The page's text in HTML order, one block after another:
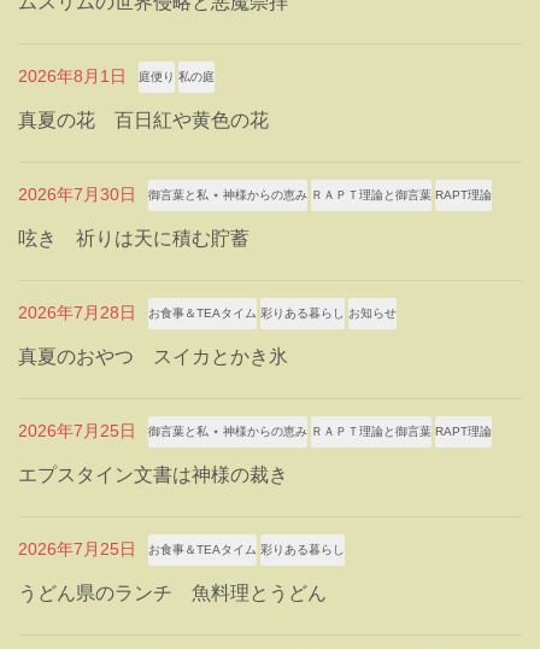
2026年8月1日 庭便り 私の庭
真夏の花 百日紅や黄色の花
2026年7月30日 御言葉と私 ⋆ 神様からの恵み ＲＡＰＴ理論と御言葉 RAPT理論
呟き 祈りは天に積む貯蓄
2026年7月28日 お食事＆TEAタイム 彩りある暮らし お知らせ
真夏のおやつ スイカとかき氷
2026年7月25日 御言葉と私 ⋆ 神様からの恵み ＲＡＰＴ理論と御言葉 RAPT理論
エプスタイン文書は神様の裁き
2026年7月25日 お食事＆TEAタイム 彩りある暮らし
うどん県のランチ 魚料理とうどん